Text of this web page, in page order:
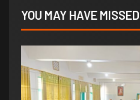
YOU MAY HAVE MISSED